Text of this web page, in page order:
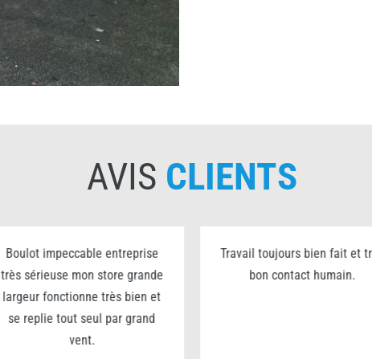
AVIS CLIENTS
Boulot impeccable entreprise
très sérieuse mon store grande
largeur fonctionne très bien et
se replie tout seul par grand
vent.
Travail toujours bien fait et
bon contact humain.